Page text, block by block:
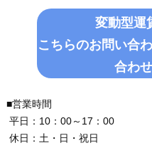
変動型運
こちらのお問い合
合わ
■営業時間
平日：10：00～17：00
休日：土・日・祝日